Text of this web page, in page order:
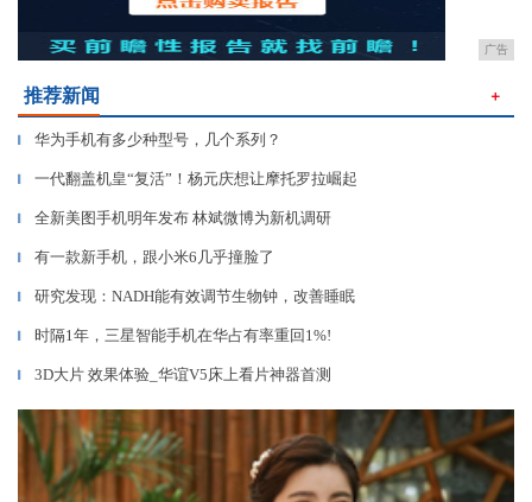
广告
推荐新闻 ＋
▎ 华为手机有多少种型号，几个系列？
▎ 一代翻盖机皇“复活”！杨元庆想让摩托罗拉崛起
▎ 全新美图手机明年发布 林斌微博为新机调研
▎ 有一款新手机，跟小米6几乎撞脸了
▎ 研究发现：NADH能有效调节生物钟，改善睡眠
▎ 时隔1年，三星智能手机在华占有率重回1%!
▎ 3D大片 效果体验_华谊V5床上看片神器首测